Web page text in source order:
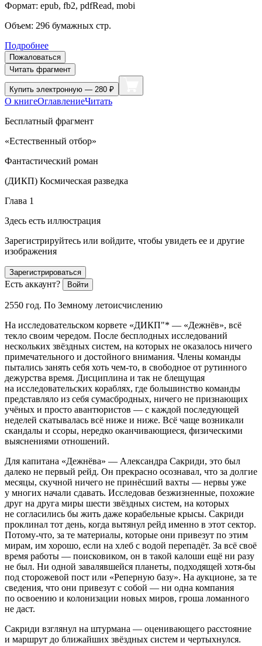
Формат: epub, fb2, pdfRead, mobi
Объем: 296 бумажных стр.
Подробнее
Пожаловаться
Читать фрагмент
Купить электронную — 280 ₽
О книгеОглавлениеЧитать
Бесплатный фрагмент
«Естественный отбор»
Фантастический роман
(ДИКП) Космическая разведка
Глава 1
Здесь есть иллюстрация
Зарегистрируйтесь или войдите, чтобы увидеть ее и другие
изображения
Зарегистрироваться
Есть аккаунт? Войти
2550 год. По Земному летоисчислению
На исследовательском корвете «ДИКП"* — «Дежнёв», всё
текло своим чередом. После бесплодных исследований
нескольких звёздных систем, на которых не оказалось ничего
примечательного и достойного внимания. Члены команды
пытались занять себя хоть чем-то, в свободное от рутинного
дежурства время. Дисциплина и так не блещущая
на исследовательских кораблях, где большинство команды
представляло из себя сумасбродных, ничего не признающих
учёных и просто авантюристов — с каждой последующей
неделей скатывалась всё ниже и ниже. Всё чаще возникали
скандалы и ссоры, нередко оканчивающиеся, физическими
выяснениями отношений.
Для капитана «Дежнёва» — Александра Сакриди, это был
далеко не первый рейд. Он прекрасно осознавал, что за долгие
месяцы, скучной ничего не принёсший вахты — нервы уже
у многих начали сдавать. Исследовав безжизненные, похожие
друг на друга миры шести звёздных систем, на которых
не согласились бы жить даже корабельные крысы. Сакриди
проклинал тот день, когда вытянул рейд именно в этот сектор.
Потому-что, за те материалы, которые они привезут по этим
мирам, им хорошо, если на хлеб с водой перепадёт. За всё своё
время работы — поисковиком, он в такой калоши ещё ни разу
не был. Ни одной завалявшейся планеты, подходящей хотя-бы
под сторожевой пост или «Реперную базу». На аукционе, за те
сведения, что они привезут с собой — ни одна компания
по освоению и колонизации новых миров, гроша ломанного
не даст.
Сакриди взглянул на штурмана — оценивающего расстояние
и маршрут до ближайших звёздных систем и чертыхнулся.